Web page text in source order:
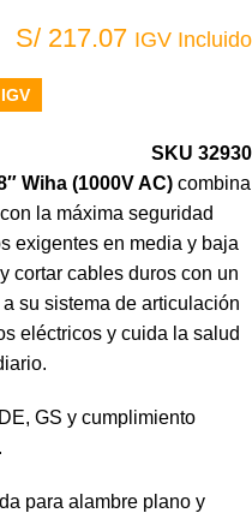
S/ 217.07 IGV Incluido
SKU 32930
Wiha (1000V AC) combina
la máxima seguridad
exigentes en media y baja
cortar cables duros con un
su sistema de articulación
eléctricos y cuida la salud
GS y cumplimiento
.
para alambre plano y